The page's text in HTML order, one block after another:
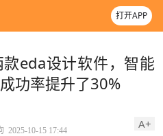
打开APP
eda设计软件，智能
功率提升了30%
2025-10-15 17:44 A+